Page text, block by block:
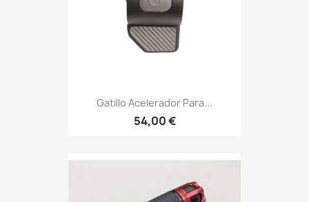
Gatillo Acelerador Para...
54,00 €